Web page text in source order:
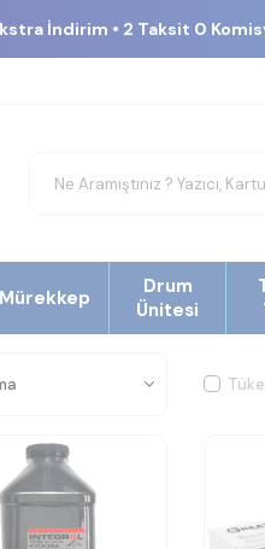
İndirim • 2 Taksit 0
Mürekkep
Drum
Ünitesi